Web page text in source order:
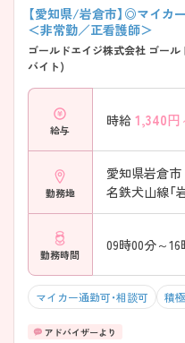
【愛知県/岩倉市】◎マイカ
＜非常勤／正看護師＞
ゴールドエイジ株式会社 ゴー
バイト)
給与
時給 1,340円
勤務地
愛知県岩倉市
名鉄犬山線「
勤務時間
09時00分～16
マイカー通勤可・相談可 積